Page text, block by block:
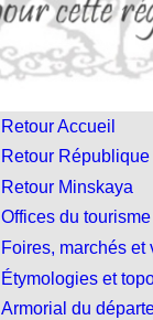
Retour Accueil
Retour
Retour Minskaya
Offices du tourisme
Foires, marchés et
Étymologies et
Armorial du